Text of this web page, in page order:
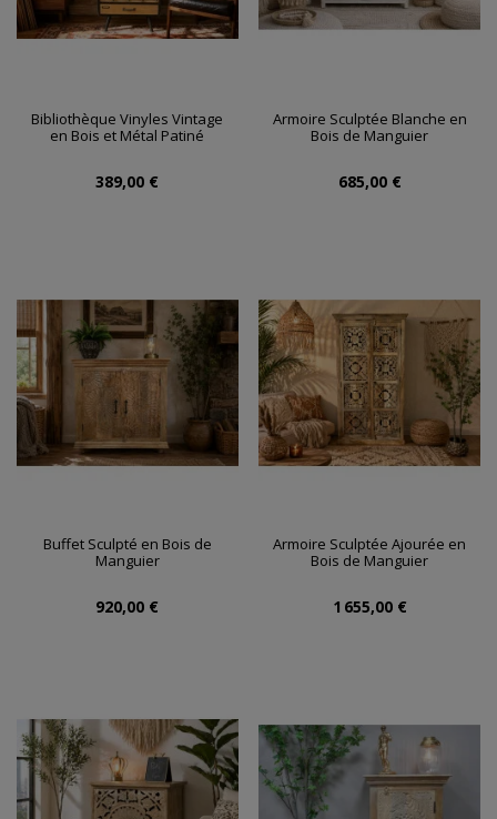
Bibliothèque Vinyles Vintage
en Bois et Métal Patiné
389,00 €
Armoire Sculptée Blanche en
Bois de Manguier
685,00 €
Buffet Sculpté en Bois de
Manguier
920,00 €
Armoire Sculptée Ajourée en
Bois de Manguier
1 655,00 €